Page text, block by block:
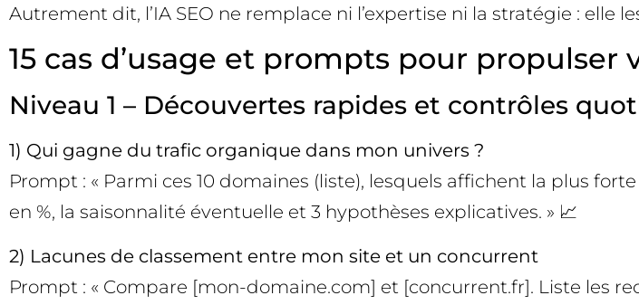
Autrement dit, l’IA SEO ne remplace ni l’expertise ni la stratégie : elle
15 cas d’usage et prompts pour propulser
Niveau 1 – Découvertes rapides et contrôles
1) Qui gagne du trafic organique dans mon univers ?
Prompt : « Parmi ces 10 domaines (liste), lesquels affichent la plus
en %, la saisonnalité éventuelle et 3 hypothèses explicatives. » 📈
2) Lacunes de classement entre mon site et un concurrent
Prompt : « Compare [mon-domaine.com] et [concurrent.fr]. Liste les